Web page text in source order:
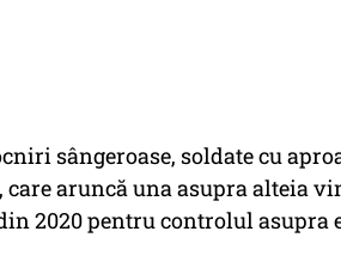
sângeroase, soldate cu
aruncă una asupra alteia
2020 pentru controlul asupra